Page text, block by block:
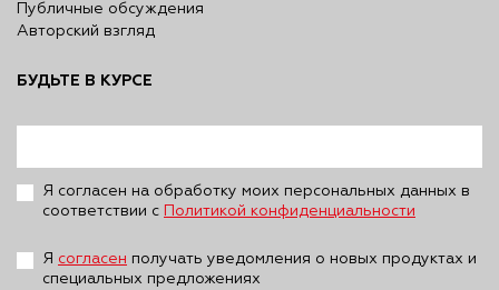
Публичные обсуждения
Авторский взгляд
БУДЬТЕ В КУРСЕ
Я согласен на обработку моих персональных данных в
соответствии с
Политикой конфиденциальности
Я согласен получать уведомления о новых продуктах и
специальных предложениях